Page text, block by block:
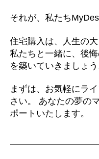
それが、私たち
住宅購入は、人生の
私たちと一緒に、後
を築いていきましょう
まずは、お気軽にラ
さい。 あなたの夢の
ポートいたします。